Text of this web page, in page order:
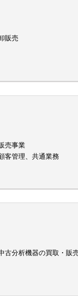
販売
売事業
客管理、共通業務
古分析機器の買取・販